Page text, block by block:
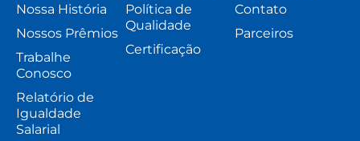
Nossa História
Nossos Prêmios
Trabalhe
Conosco
Relatório de
Igualdade
Salarial
Política de
Qualidade
Certificação
Contato
Parceiros